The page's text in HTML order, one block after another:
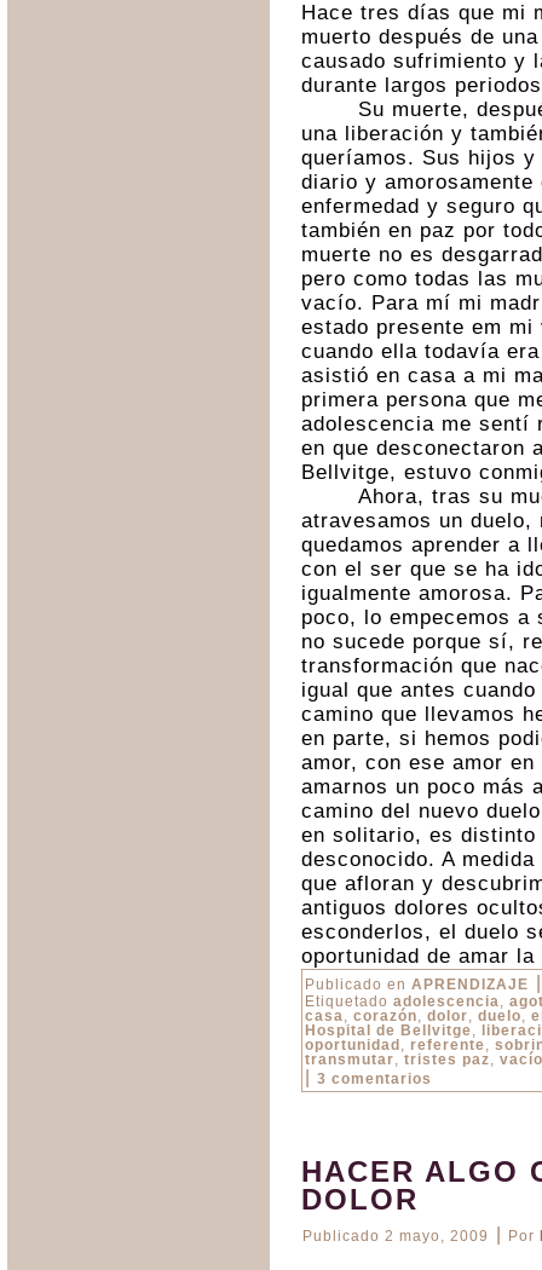
Hace tres días que mi
muerto después de
causado sufrimiento y
durante largos
Su muerte,
una liberación y
queríamos. Sus hijos y
diario y
enfermedad y seguro
también en paz por
muerte no es
pero como todas las
vacío. Para mí mi
estado presente em
cuando ella todavía
asistió en casa a mi
primera persona que
adolescencia me sentí
en que desconectaron
Bellvitge, estuvo
Ahora, tras su
atravesamos un
quedamos aprender a
con el ser que se ha
igualmente amorosa.
poco, lo empecemos
no sucede porque sí,
transformación que
igual que antes
camino que llevamos
en parte, si hemos
amor, con ese amor
amarnos un poco
camino del nuevo
en solitario, es
desconocido. A
que afloran y
antiguos dolores
esconderlos, el duelo
oportunidad de amar la
Publicado en APRENDIZAJE
Etiquetado adolescencia,
casa, corazón, dolor, duelo,
Hospital de Bellvitge,
oportunidad , referente,
transmutar, tristes paz, vacío
3 comentarios
HACER ALGO
DOLOR
Publicado 2 mayo, 2009 Por